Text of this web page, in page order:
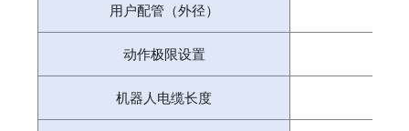
用户配管（外径）
动作极限设置
机器人电缆长度